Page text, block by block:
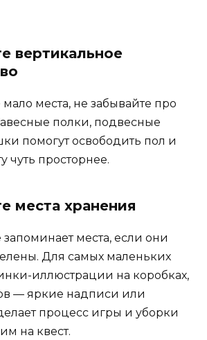
вертикальное
места, не забывайте про
полки, подвесные
помогут освободить пол и
чуть просторнее.
места хранения
места, если они
Для самых маленьких
иллюстрации на коробках,
— яркие надписи или
процесс игры и уборки
на квест.